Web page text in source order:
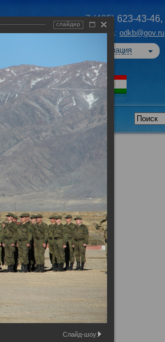
+7 (495) 623-43-46,
Эл. почта: odkb@gov.ru
Авторизация
слайдер
Слайд-шоу: